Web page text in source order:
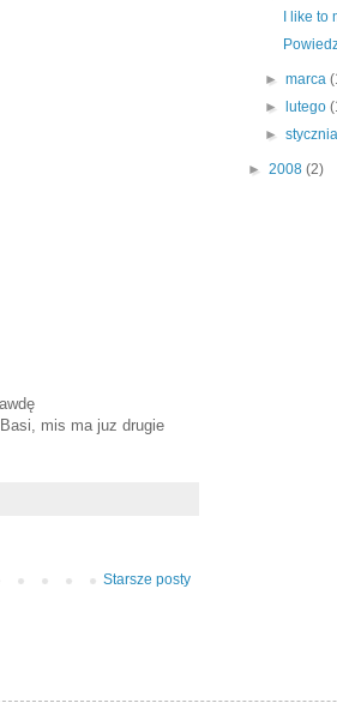
Basi, mis ma juz drugie
Starsze posty
I like
►marca
►
lutego
►
► 2008 (2)